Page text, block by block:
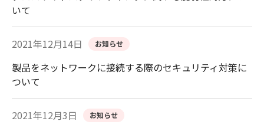
いて
2021年12月14日 お知らせ
製品をネットワークに接続する際のセキュリティ対策に
ついて
2021年12月3日 お知らせ